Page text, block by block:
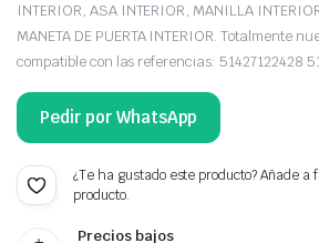
INTERIOR, ASA INTERIOR, MANILLA
MANETA DE PUERTA INTERIOR. Totalmente
compatible con las referencias: 51427122428
Pedir por WhatsApp
¿Te ha gustado este producto? Añade a
producto.
Precios bajos